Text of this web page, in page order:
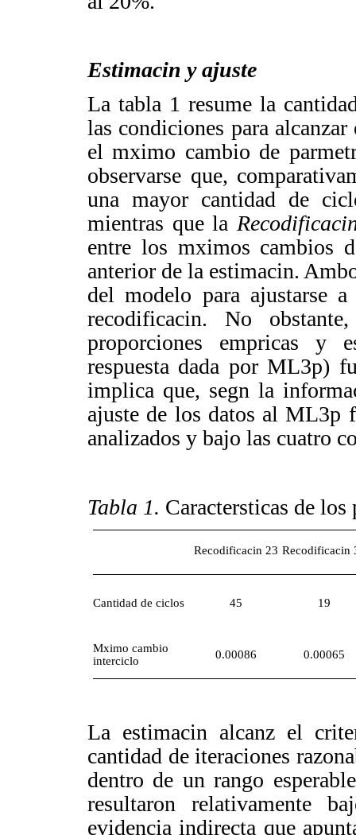
Estimacin y ajuste
La tabla 1 resume la
las condiciones para
elmximo cambio de
observarse que,
una mayor cantidad de
mientras que la
entre los mximos cambios
anterior de la estimacin.
del modelo para ajustarse
recodificacin. No
proporciones empricas y
respuesta dada por ML3p)
implica que, segn la
ajuste de los datos al ML3p
analizados y bajo las cuatro
Tabla 1. Caractersticas de
Recodificacin 23 Recodificacin
Cantidad de ciclos 45 19
Mximo cambio
interciclo
0.00086 0.00065
La estimacin alcanz el
cantidad de iteraciones
dentro de un rango
resultaron relativamente
evidencia indirecta que